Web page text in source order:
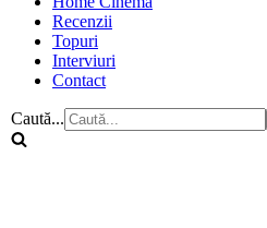
Recenzii
Topuri
Interviuri
Contact
Caută...